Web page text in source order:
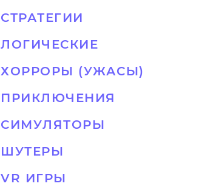
СТРАТЕГИИ
ЛОГИЧЕСКИЕ
ХОРРОРЫ (УЖАСЫ)
ПРИКЛЮЧЕНИЯ
СИМУЛЯТОРЫ
ШУТЕРЫ
VR ИГРЫ